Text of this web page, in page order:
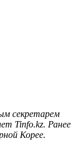
секретарем
Tinfo.kz. Ранее
Корее.